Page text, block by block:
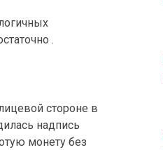
.
стороне в
надпись
монету без